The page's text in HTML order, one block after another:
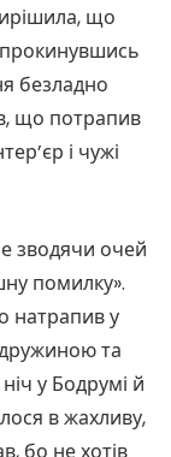
що
безладно
що потрапив
і чужі
зводячи очей
помилку».
натрапив у
та
у Бодрумі й
в жахливу,
бо не хотів